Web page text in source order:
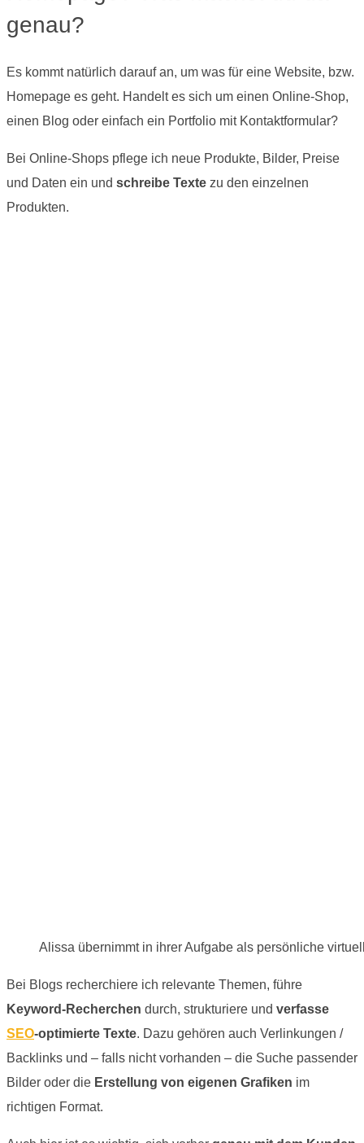
genau?
Es kommt natürlich darauf an, um was für eine Website, bzw.
Homepage es geht. Handelt es sich um einen Online-Shop,
einen Blog oder einfach ein Portfolio mit Kontaktformular?
Bei Online-Shops pflege ich neue Produkte, Bilder, Preise
und Daten ein und schreibe Texte zu den einzelnen
Produkten.
Alissa übernimmt in ihrer Aufgabe als persönliche
Bei Blogs recherchiere ich relevante Themen, führe
Keyword-Recherchen durch, strukturiere und verfasse
SEO-optimierte Texte. Dazu gehören auch Verlinkungen /
Backlinks und – falls nicht vorhanden – die Suche passender
Bilder oder die Erstellung von eigenen Grafiken im
richtigen Format.